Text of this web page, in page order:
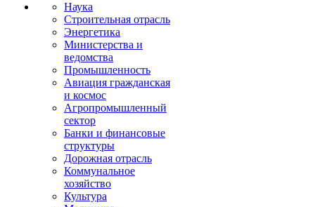
Наука
Строительная отрасль
Энергетика
Министерства и
ведомства
Промышленность
Авиация гражданская
и космос
Агропромышленный
сектор
Банки и финансовые
структуры
Дорожная отрасль
Коммунальное
хозяйство
Культура